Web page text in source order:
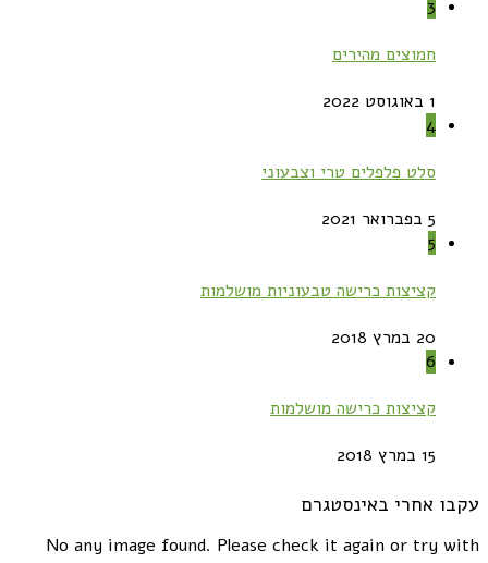
3
חמוצים מהירים
1 באוגוסט 2022
4
סלט פלפלים טרי וצבעוני
5 בפברואר 2021
5
קציצות כרישה טבעוניות מושלמות
20 במרץ 2018
6
קציצות כרישה מושלמות
15 במרץ 2018
עקבו אחרי באינסטגרם
No any image found. Please check it again or try with